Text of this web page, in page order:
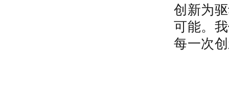
创新为
可能。
每一次